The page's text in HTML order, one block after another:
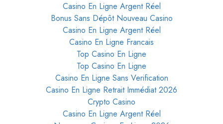
Casino En Ligne Argent Réel
Bonus Sans Dépôt Nouveau Casino
Casino En Ligne Argent Réel
Casino En Ligne Francais
Top Casino En Ligne
Top Casino En Ligne
Casino En Ligne Sans Verification
Casino En Ligne Retrait Immédiat 2026
Crypto Casino
Casino En Ligne Argent Réel